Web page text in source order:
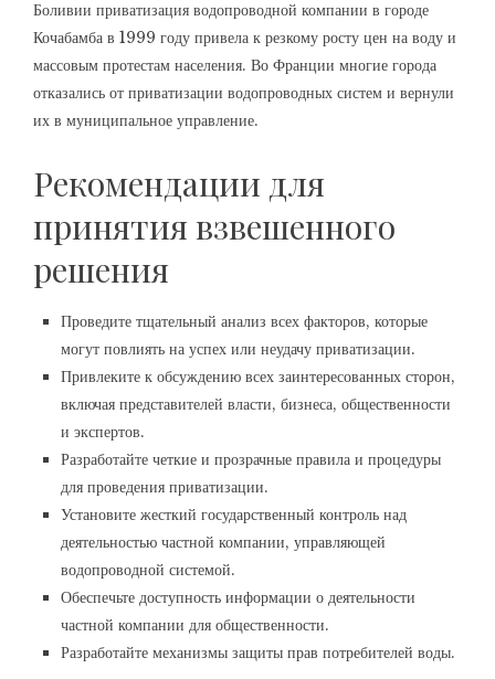
Боливии приватизация водопроводной компании в городе
Кочабамба в 1999 году привела к резкому росту цен на воду и
массовым протестам населения. Во Франции многие города
отказались от приватизации водопроводных систем и вернули
их в муниципальное управление.
Рекомендации для
принятия взвешенного
решения
Проведите тщательный анализ всех факторов, которые
могут повлиять на успех или неудачу приватизации.
Привлеките к обсуждению всех заинтересованных сторон,
включая представителей власти, бизнеса, общественности
и экспертов.
Разработайте четкие и прозрачные правила и процедуры
для проведения приватизации.
Установите жесткий государственный контроль над
деятельностью частной компании, управляющей
водопроводной системой.
Обеспечьте доступность информации о деятельности
частной компании для общественности.
Разработайте механизмы защиты прав потребителей воды.